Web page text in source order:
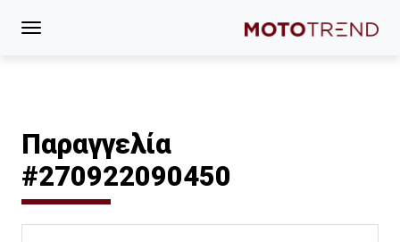
Παραγγελία
#270922090450